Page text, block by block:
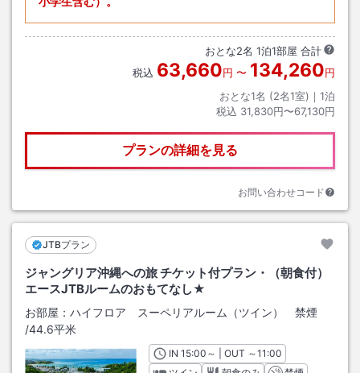
おとな2名 1泊1部屋 合計
税込 63,660円 〜 134,260円
おとな1名 (2名1室)｜ 1泊
税込 31,830円〜67,130円
プランの詳細を見る
お問い合わせコード
JTBプラン
ジャングリア沖縄への旅 チケット付プラン・（朝食付）
エースJTBルームのおもてなし★
お部屋： ハイフロア スーペリアルーム（ツイン） 禁煙
/44.6平米
INチェックイン
15:00 ～ | OUT チェックアウト
～11:00